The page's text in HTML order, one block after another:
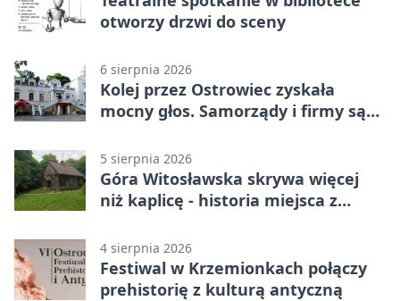
otworzy drzwi do sceny
6 sierpnia 2026
Kolej przez Ostrowiec zyskała
mocny głos. Samorządy i firmy są
5 sierpnia 2026
Góra Witosławska skrywa więcej
niż kaplicę - historia miejsca z
4 sierpnia 2026
Festiwal w Krzemionkach połączy
prehistorię z kulturą antyczną